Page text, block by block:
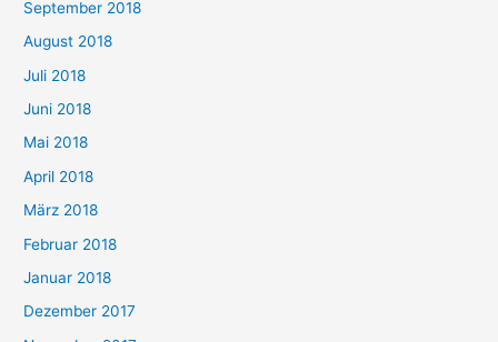
September 2018
August 2018
Juli 2018
Juni 2018
Mai 2018
April 2018
März 2018
Februar 2018
Januar 2018
Dezember 2017